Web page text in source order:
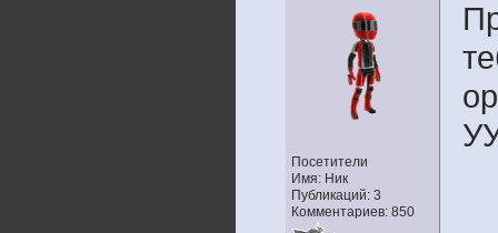
Посетители
Имя: Ник
Публикаций: 3
Комментариев: 850